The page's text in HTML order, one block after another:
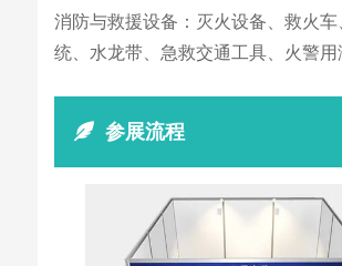
消防与救援设备：灭火设备、救火
统、水龙带、急救交通工具、火警
参展流程